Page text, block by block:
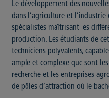
Le développement des
dans l’agriculture et l’industrie
spécialistes maîtrisant les
production. Les étudiants de
techniciens polyvalents,
ample et complexe que sont
recherche et les entreprises
de pôles d’attraction où le